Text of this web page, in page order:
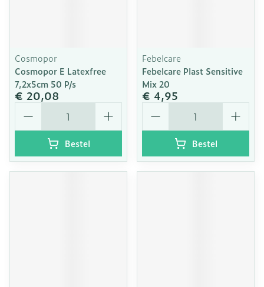
Cosmopor
Cosmopor E Latexfree
7,2x5cm 50 P/s
€ 20,08
Aantal
Bestel
Febelcare
Febelcare Plast Sensitive
Mix 20
€ 4,95
Aantal
Bestel